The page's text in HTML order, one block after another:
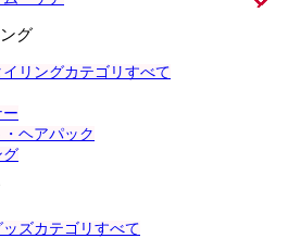
グ
リングカテゴリすべて
ー
・ヘアパック
グ
ズカテゴリすべて